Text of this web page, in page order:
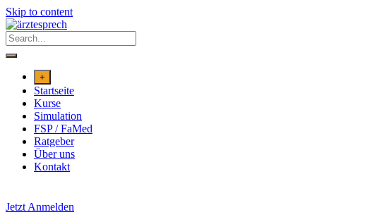
Skip to content
+
Startseite
Kurse
Simulation
FSP / FaMed
Ratgeber
Über uns
Kontakt
Jetzt Anmelden